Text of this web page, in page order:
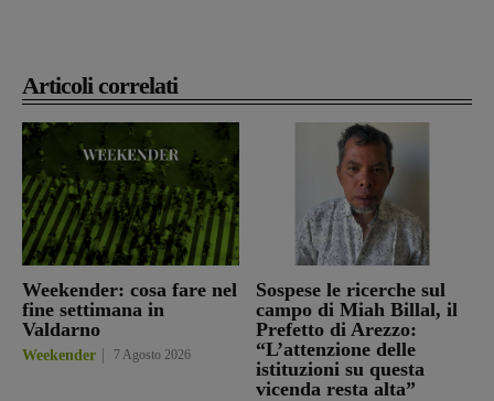
Articoli correlati
Weekender: cosa fare nel
fine settimana in
Valdarno
Weekender 7 Agosto 2026
Sospese le ricerche sul
campo di Miah Billal, il
Prefetto di Arezzo:
“L’attenzione delle
istituzioni su questa
vicenda resta alta”